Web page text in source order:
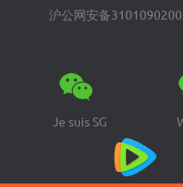
沪公网安备
Je suis SG